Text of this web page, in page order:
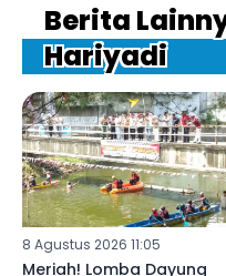
Berita
Hariyadi
8 Agustus 2026 11:05
Meriah! Lomba Dayung